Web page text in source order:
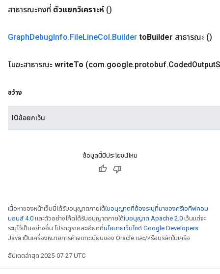
สาธารณะคงที่ ตัวแยกวิเคราะห์ ()
GraphDebugInfo.FileLineCol.Builder toBuilder สาธารณะ ()
โมฆะสาธารณะ writeTo (com.google.protobuf.CodedOutput
ขว้าง
IOข้อยกเว้น
ข้อมูลนี้มีประโยชน์ไหม
เนื้อหาของหน้าเว็บนี้ได้รับอนุญาตภายใต้ใบอนุญาตที่ต้องระบุที่มาของครีเอทีฟคอม
มอนส์ 4.0 และตัวอย่างโค้ดได้รับอนุญาตภายใต้ใบอนุญาต Apache 2.0 เว้นแต่จะ
ระบุไว้เป็นอย่างอื่น โปรดดูรายละเอียดที่นโยบายเว็บไซต์ Google Developers
Java เป็นเครื่องหมายการค้าจดทะเบียนของ Oracle และ/หรือบริษัทในเครือ
อัปเดตล่าสุด 2025-07-27 UTC